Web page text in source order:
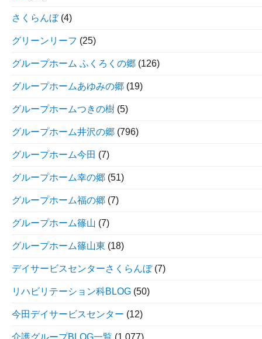
さくらんぼ(4)
グリーンリーフ (25)
グループホーム ふくろくの郷 (126)
グループホームあゆみの郷 (19)
グループホームつきの樹 (5)
グループホーム井沢の郷 (796)
グループホーム今田 (7)
グループホーム幸の郷 (51)
グループホーム福の郷 (7)
グループホーム篠山 (7)
グループホーム篠山東 (18)
デイサービスセンターさくらんぼ(7)
リハビリテーション科BLOG (50)
今田デイサービスセンター (12)
介護グループBLOG一覧 (1,077)